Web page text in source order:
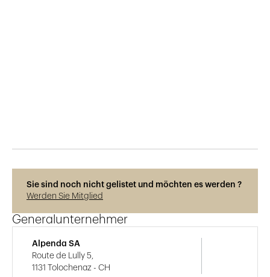
Sie sind noch nicht gelistet und möchten es werden ?
Werden Sie Mitglied
Generalunternehmer
Alpenda SA
Route de Lully 5,
1131 Tolochenaz - CH